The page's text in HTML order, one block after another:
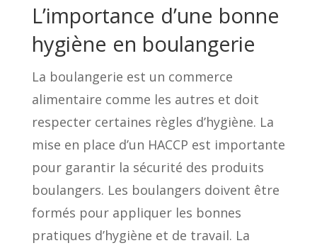
L’importance d’une bonne
hygiène en boulangerie
La boulangerie est un commerce
alimentaire comme les autres et doit
respecter certaines règles d’hygiène. La
mise en place d’un HACCP est importante
pour garantir la sécurité des produits
boulangers. Les boulangers doivent être
formés pour appliquer les bonnes
pratiques d’hygiène et de travail. La